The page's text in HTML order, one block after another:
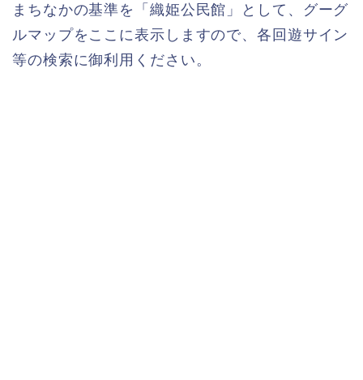
まちなかの基準を「織姫公民館」として、グーグ
ルマップをここに表示しますので、各回遊サイン
等の検索に御利用ください。